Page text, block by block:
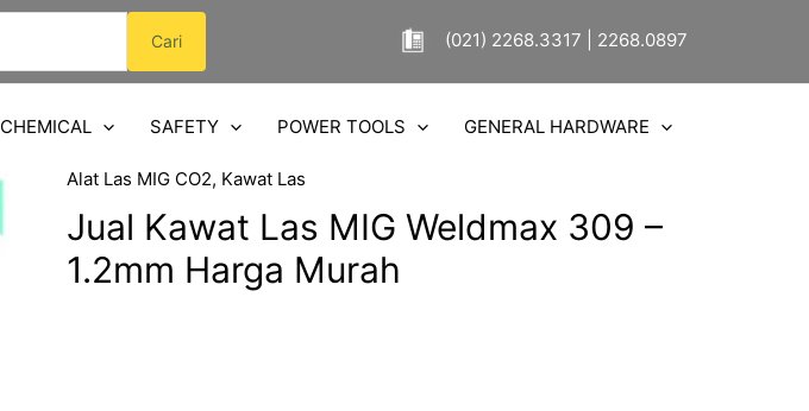
Cari (021) 2268.3317 | 2268.0897
CHEMICAL SAFETY POWER TOOLS GENERAL HARDWARE
Alat Las MIG CO2, Kawat Las
Jual Kawat Las MIG Weldmax 309 –
1.2mm Harga Murah